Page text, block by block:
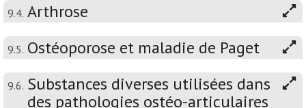
9.4. Arthrose
9.5. Ostéoporose et maladie de Paget
9.6. Substances diverses utilisées dans
des pathologies ostéo-articulaires